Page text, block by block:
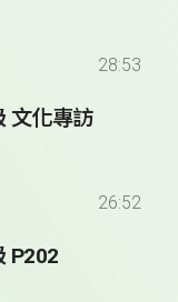
28:53
文化專訪
26:52
P202